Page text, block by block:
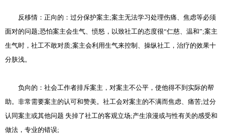
反移情：正向的：过分保护案主;案主无法学习处理伤痛、焦虑等必须
面对的问题;恐怕案主会生气、愤怒，以致社工的态度很“仁慈、温和”;案主
生气时，社工不敢对质;案主会利用生气来控制、操纵社工，治疗的效果十
分肤浅。
负向的：社会工作者排斥案主，对案主不公平，使他得不到实际的帮
助。非常需要案主的认可和赞美。社工会对案主的不满而焦虑、痛苦;过分
认同案主或其他问题 失掉了社工的客观立场;产生浪漫或与性有关的感受和
做法，专业的错误;